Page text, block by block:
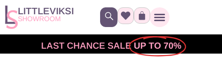
LITTLEVIKSI
SHOWROOM
LAST CHANCE SALE UP TO 70%